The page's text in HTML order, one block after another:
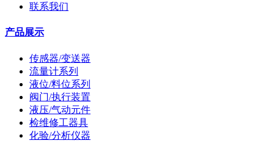
联系我们
产品展示
传感器/变送器
流量计系列
液位/料位系列
阀门/执行装置
液压/气动元件
检维修工器具
化验/分析仪器